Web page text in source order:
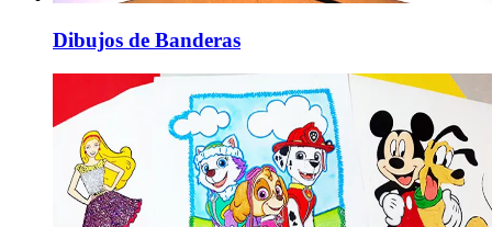
Dibujos de Banderas